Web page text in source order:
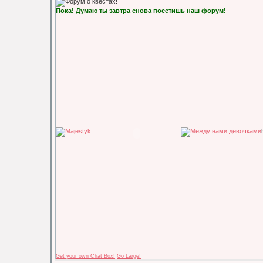
Пока! Думаю ты завтра снова посетишь наш форум!
Get your own Chat Box! Go Large!